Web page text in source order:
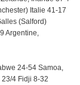
Italie 41-17
(Salford)
Argentine,
24-54 Samoa,
4 Fidji 8-32